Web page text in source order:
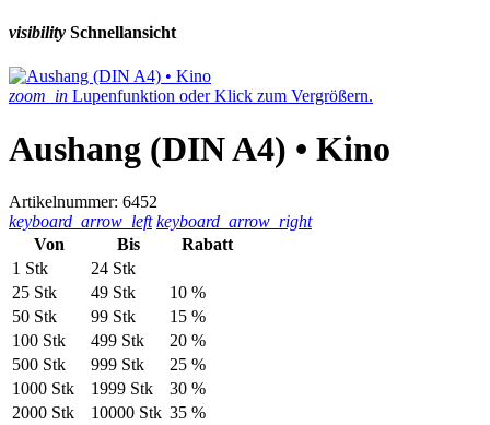
visibility Schnellansicht
zoom_in Lupenfunktion oder Klick zum Vergrößern.
Aushang (DIN A4) • Kino
Artikelnummer: 6452
keyboard_arrow_left keyboard_arrow_right
Von
Bis
Rabatt
1 Stk
24 Stk
25 Stk
49 Stk
10 %
50 Stk
99 Stk
15 %
100 Stk
499 Stk
20 %
500 Stk
999 Stk
25 %
1000 Stk
1999 Stk
30 %
2000 Stk
10000 Stk 35 %